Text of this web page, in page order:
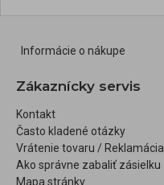
Informácie o nákupe
Zákaznícky servis
Kontakt
Často kladené otázky
Vrátenie tovaru / Reklamácia
Ako správne zabaliť zásielku
Mapa stránky